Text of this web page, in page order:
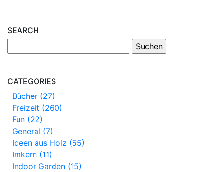
SEARCH
CATEGORIES
Bücher (27)
Freizeit (260)
Fun (22)
General (7)
Ideen aus Holz (55)
Imkern (11)
Indoor Garden (15)